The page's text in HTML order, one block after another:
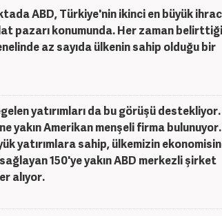
ABD, Türkiye'nin ikinci en büyük
pazarı konumunda. Her zaman
az sayıda ülkenin sahip olduğu bir
yatırımları da bu görüşü destekliyor.
yakın Amerikan menşeli firma
yatırımlara sahip, ülkemizin
150'ye yakın ABD merkezli şirket
alıyor.